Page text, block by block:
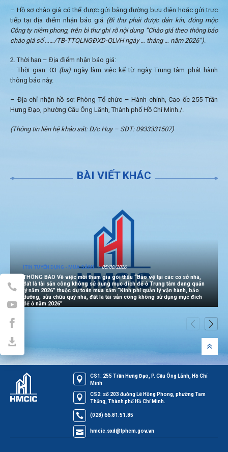
– Hồ sơ chào giá có thể được gửi bằng đường bưu điện hoặc gửi trực
tiếp tại địa điểm nhận báo giá (Bì thư phải được dán kín, đóng mộc
Công ty niêm phong, trên bì thư ghi rõ nội dung “Chào giá theo thông báo
chào giá số ……/TB-TTQLNGĐXD-QLVH ngày … tháng … năm 2026”).
Thời hạn – Địa điểm nhận báo giá:
– Thời gian: 03 (ba) ngày làm việc kể từ ngày Trung tâm phát hành
thông báo này.
– Địa chỉ nhận hồ sơ: Phòng Tổ chức – Hành chính, Cao ốc 255 Trần
Hưng Đạo, phường Cầu Ông Lãnh, Thành phố Hồ Chí Minh./.
(Thông tin liên hệ khảo sát: Đ/c Huy – SĐT: 0933331507)
BÀI VIẾT KHÁC
[TIN TUYỂN DỤNG - MUA SẮM] 05/08/2026
THÔNG BÁO Về việc mời tham gia gói thầu “Bảo vệ tại các cơ sở nhà,
đất là tài sản công không sử dụng mục đích để ở Trung tâm đang quản
lý năm 2026” thuộc dự toán mua sắm “Kinh phí quản lý vận hành, bảo
dưỡng, sửa chữa quỹ nhà, đất là tài sản công không sử dụng mục đích
để ở năm 2026”
CS1: 255 Trần Hưng Đạo, P. Cầu Ông Lãnh, Hồ Chí
Minh
CS2: số 203 đường Lê Hồng Phong, phường Tam
Thắng, Thành phố Hồ Chí Minh.
(028) 66.81.51.85
hmcic.sxd@tphcm.gov.vn